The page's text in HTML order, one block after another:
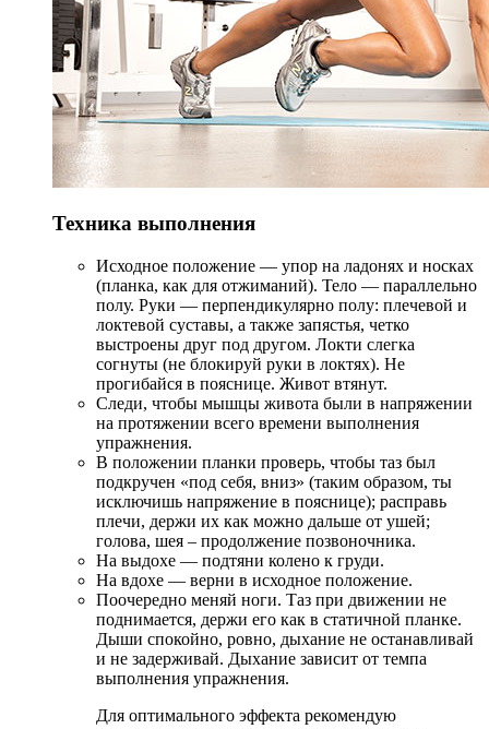
Техника выполнения
Исходное положение — упор на ладонях и носках
(планка, как для отжиманий). Тело — параллельно
полу. Руки — перпендикулярно полу: плечевой и
локтевой суставы, а также запястья, четко
выстроены друг под другом. Локти слегка
согнуты (не блокируй руки в локтях). Не
прогибайся в пояснице. Живот втянут.
Следи, чтобы мышцы живота были в напряжении
на протяжении всего времени выполнения
упражнения.
В положении планки проверь, чтобы таз был
подкручен «под себя, вниз» (таким образом, ты
исключишь напряжение в пояснице); расправь
плечи, держи их как можно дальше от ушей;
голова, шея – продолжение позвоночника.
На выдохе — подтяни колено к груди.
На вдохе — верни в исходное положение.
Поочередно меняй ноги. Таз при движении не
поднимается, держи его как в статичной планке.
Дыши спокойно, ровно, дыхание не останавливай
и не задерживай. Дыхание зависит от темпа
выполнения упражнения.
Для оптимального эффекта рекомендую